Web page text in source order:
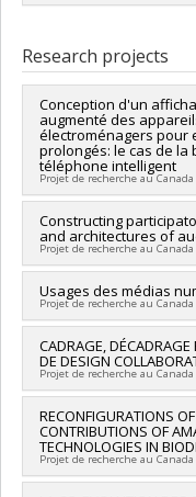
Cycle :Master's
Grade :M. Sc.
Lien vers le document
Research projects
Conception d'un
augmenté des
électroménagers pour
prolongés: le cas de
téléphone intelligent
Projet de recherche au
Lead researcher :
Co-researchers : Lorna
Funding sources:
Grant programs:
Constructing
and architectures of
Projet de recherche au
Lead researcher :
Co-researchers :
Funding sources:
humaines du Canada
Grant programs:
Usages des médias
Projet de recherche au
Lead researcher :
Co-researchers :Lorna
Funding sources:
Grant programs:
équipes de recherche -
Fonctionnement
CADRAGE, DÉCADRAGE
DE DESIGN
Projet de recherche au
Lead researcher :
Co-researchers : Lorna
Funding sources:
humaines du Canada
RECONFIGURATIONS
CONTRIBUTIONS OF
TECHNOLOGIES IN
Projet de recherche au